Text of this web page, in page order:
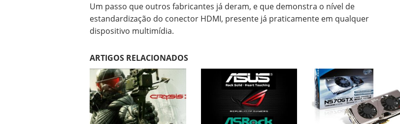
Um passo que outros fabricantes já deram, e que demonstra o nível de
estandardização do conector HDMI, presente já praticamente em qualquer
dispositivo multimídia.
ARTIGOS RELACIONADOS